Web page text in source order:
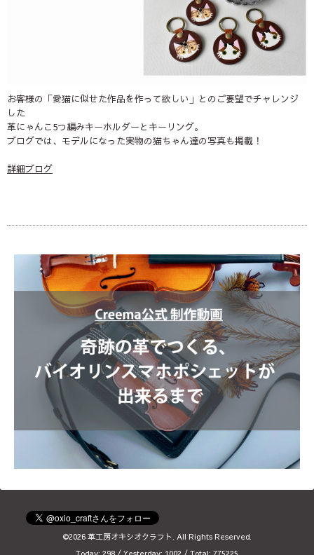
お客様の「愛猫に似せた作品を作って欲しい」とのご要望でチャレンジ
した
革にゃんこ5つ編みキーホルダーとキーリング。
ブログでは、モデルになった実物の猫ちゃん達の写真も掲載！
詳細ブログ
©2026 革工房オキシオクラフト. All Rights Reserved.